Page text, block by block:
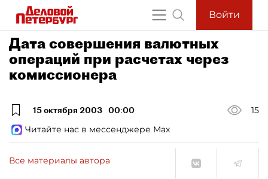
Войти
Дата совершения валютных
операций при расчетах через
комиссионера
15 октября 2003 00:00
15
Читайте нас в мессенджере Max
Все материалы автора